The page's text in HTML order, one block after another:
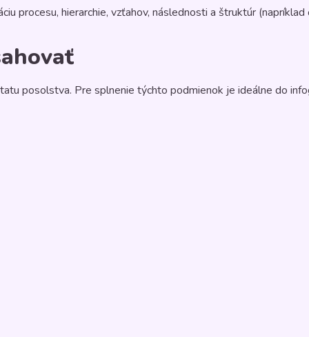
procesu, hierarchie, vzťahov, následnosti a štruktúr (napríklad
posolstva. Pre splnenie týchto podmienok je ideálne do